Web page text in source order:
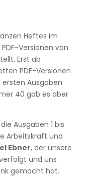
Heftes im
Versionen von
Erst ab
PDF-Versionen
Ausgaben
40 gab es aber
Ausgaben 1 bis
Arbeitskraft und
Ebner, der unsere
und uns
gemacht hat.